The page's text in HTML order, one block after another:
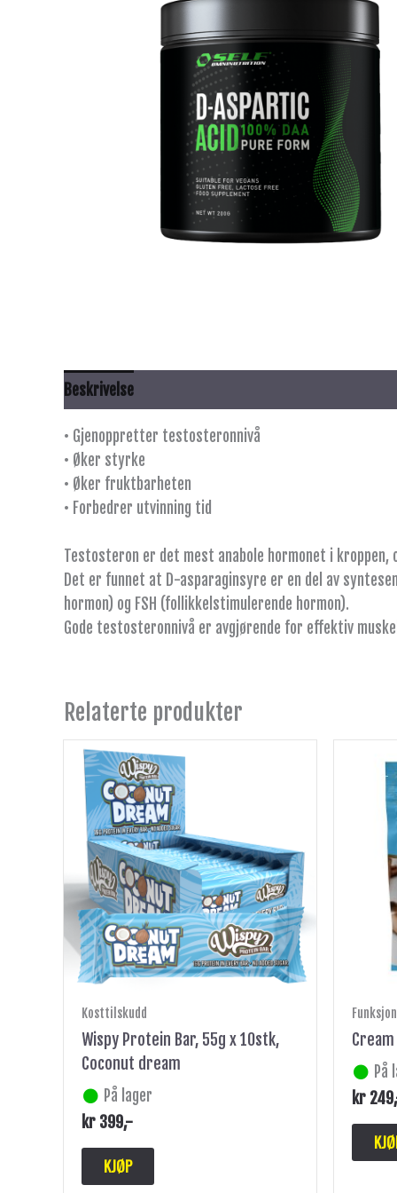
Beskrivelse
• Gjenoppretter testosteronnivå
• Øker styrke
• Øker fruktbarheten
• Forbedrer utvinning tid
Testosteron er det mest anabole hormonet i
Det er funnet at D-asparaginsyre er en del av
hormon) og FSH (follikkelstimulerende hormon).
Gode testosteronnivå er avgjørende for effektiv
Relaterte produkter
Kosttilskudd
Wispy Protein Bar, 55g x 10stk,
Coconut dream
På lager
kr 399,-
KJØP
På
kr 249